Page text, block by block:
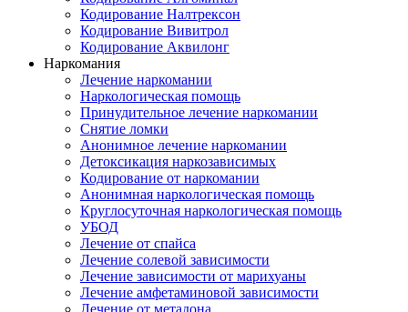
Кодирование Налтрексон
Кодирование Вивитрол
Кодирование Аквилонг
Наркомания
Лечение наркомании
Наркологическая помощь
Принудительное лечение наркомании
Снятие ломки
Анонимное лечение наркомании
Детоксикация наркозависимых
Кодирование от наркомании
Анонимная наркологическая помощь
Круглосуточная наркологическая помощь
УБОД
Лечение от спайса
Лечение солевой зависимости
Лечение зависимости от марихуаны
Лечение амфетаминовой зависимости
Лечение от метадона